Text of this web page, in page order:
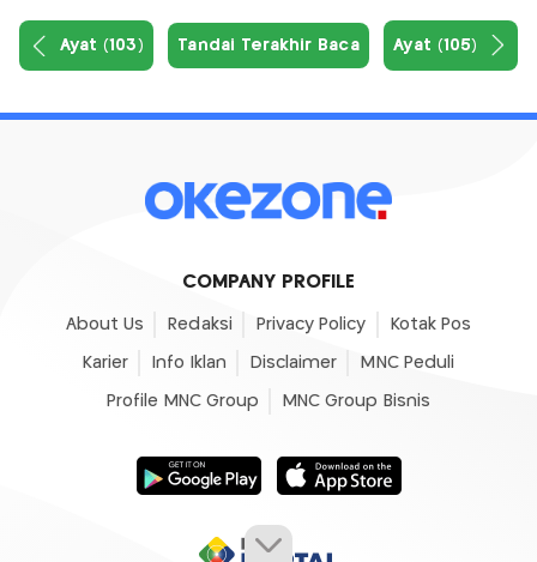
Ayat (103) Tandai Terakhir Baca Ayat (105)
COMPANY PROFILE
About Us Redaksi Privacy Policy Kotak Pos
Karier Info Iklan Disclaimer MNC Peduli
Profile MNC Group MNC Group Bisnis